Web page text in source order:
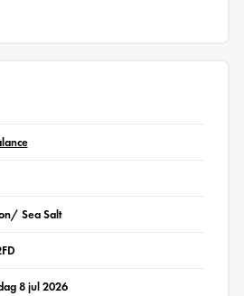
Sea Salt
8 jul 2026